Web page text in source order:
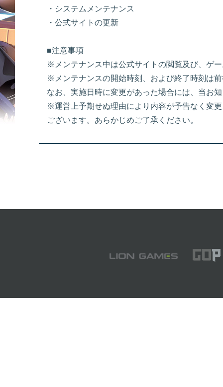
・システムメンテナンス
・公式サイトの更新
■注意事項
※メンテナンス中は公式サイトの閲覧及び、ゲ
※メンテナンスの開始時刻、および終了時刻は
なお、実施日時に変更があった場合には、当お
※運営上予期せぬ理由により内容が予告なく変
ございます。あらかじめご了承ください。